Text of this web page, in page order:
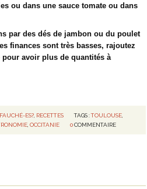
ou dans une sauce tomate ou dans
par des dés de jambon ou du poulet
finances sont très basses, rajoutez
avoir plus de quantités à
FAUCHÉ-ES?, RECETTES TAGS :TOULOUSE
,OCCITANIE 0 COMMENTAIRE